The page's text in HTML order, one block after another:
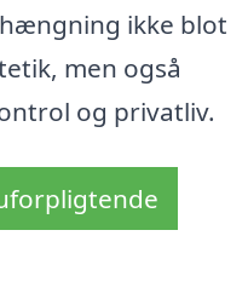
ikke blot
men også
og privatliv.